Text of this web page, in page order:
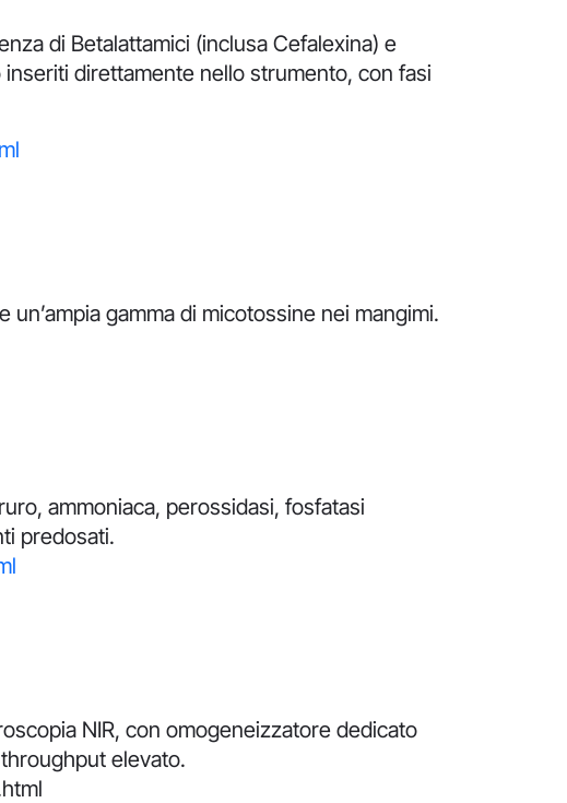
di Betalattamici (inclusa Cefalexina) e
direttamente nello strumento, con fasi
gamma di micotossine nei mangimi.
ammoniaca, perossidasi, fosfatasi
predosati.
NIR, con omogeneizzatore dedicato
elevato.